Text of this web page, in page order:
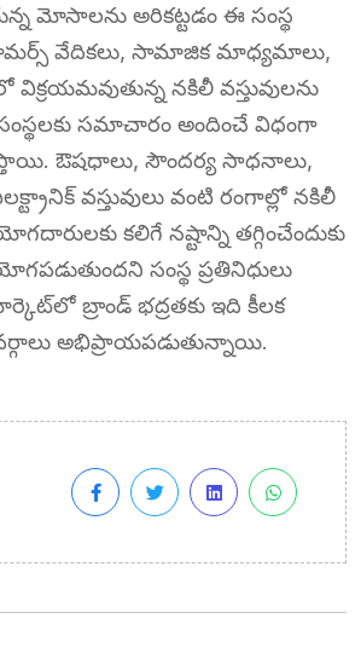
మోసాలను అరికట్టడం ఈ సంస్థ
కామర్స్ వేదికలు, సామాజిక మాధ్యమాలు,
నకిలీ వస్తువులను
సంస్థలకు సమాచారం అందించే విధంగా
ఔషధాలు, సౌందర్య సాధనాలు,
వస్తువులు వంటి రంగాల్లో నకిలీ
కలిగే నష్టాన్ని తగ్గించేందుకు
సంస్థ ప్రతినిధులు
బ్రాండ్ భద్రతకు ఇది కీలక
అభిప్రాయపడుతున్నాయి.